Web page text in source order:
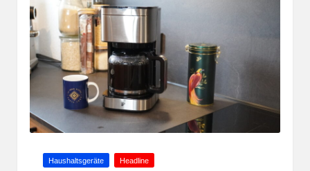
Posted
Haushaltsgeräte Headline